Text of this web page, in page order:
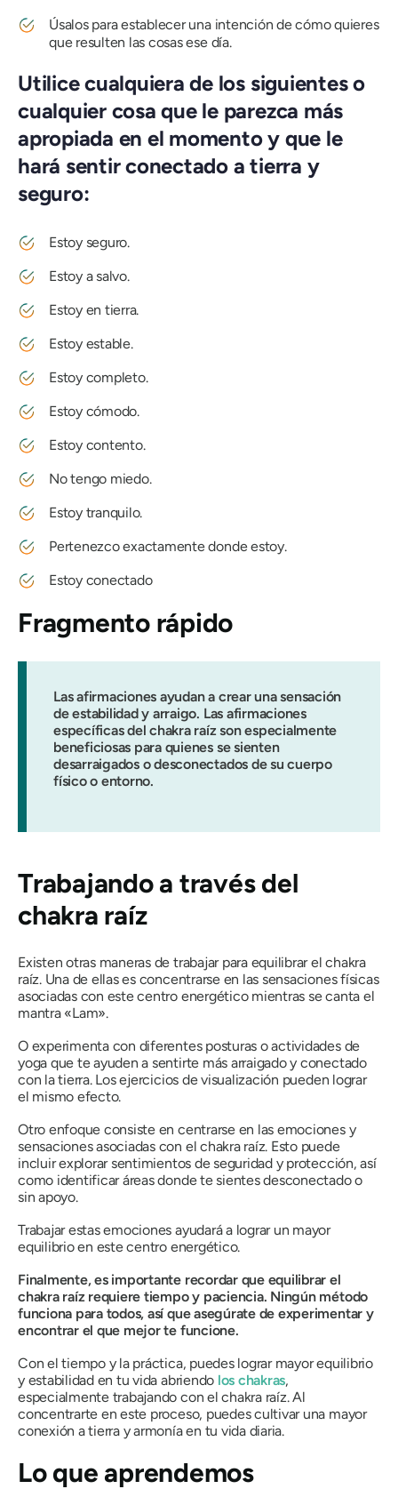
Úsalos para establecer una intención de cómo quieres
que resulten las cosas ese día.
Utilice cualquiera de los siguientes o
cualquier cosa que le parezca más
apropiada en el momento y que le
hará sentir conectado a tierra y
seguro:
Estoy seguro.
Estoy a salvo.
Estoy en tierra.
Estoy estable.
Estoy completo.
Estoy cómodo.
Estoy contento.
No tengo miedo.
Estoy tranquilo.
Pertenezco exactamente donde estoy.
Estoy conectado
Fragmento rápido
Las afirmaciones ayudan a crear una sensación
de estabilidad y arraigo. Las afirmaciones
específicas del chakra raíz son especialmente
beneficiosas para quienes se sienten
desarraigados o desconectados de su cuerpo
físico o entorno.
Trabajando a través del
chakra raíz
Existen otras maneras de trabajar para equilibrar el chakra
raíz. Una de ellas es concentrarse en las sensaciones físicas
asociadas con este centro energético mientras se canta el
mantra «Lam».
O experimenta con diferentes posturas o actividades de
yoga que te ayuden a sentirte más arraigado y conectado
con la tierra. Los ejercicios de visualización pueden lograr
el mismo efecto.
Otro enfoque consiste en centrarse en las emociones y
sensaciones asociadas con el chakra raíz. Esto puede
incluir explorar sentimientos de seguridad y protección, así
como identificar áreas donde te sientes desconectado o
sin apoyo.
Trabajar estas emociones ayudará a lograr un mayor
equilibrio en este centro energético.
Finalmente, es importante recordar que equilibrar el
chakra raíz requiere tiempo y paciencia. Ningún método
funciona para todos, así que asegúrate de experimentar y
encontrar el que mejor te funcione.
Con el tiempo y la práctica, puedes lograr mayor equilibrio
y estabilidad en tu vida abriendo los chakras,
especialmente trabajando con el chakra raíz. Al
concentrarte en este proceso, puedes cultivar una mayor
conexión a tierra y armonía en tu vida diaria.
Lo que aprendemos